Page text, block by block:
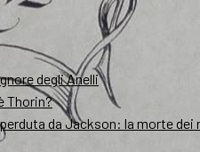
degli Anelli
Thorin?
da Jackson: la morte dei